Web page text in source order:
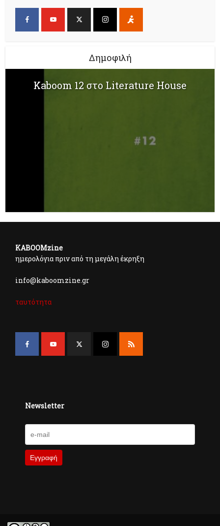
Δημοφιλή
Kaboom 12 στο Literature House
KABOOMzine
ημερολόγια πριν από τη μεγάλη έκρηξη
info@kaboomzine.gr
ταυτότητα
Newsletter